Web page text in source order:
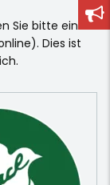
Sie bitte einen
Dies ist